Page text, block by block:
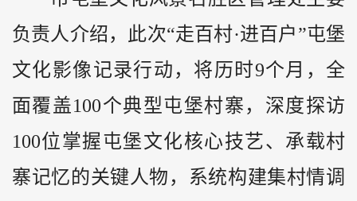
负责人介绍，此次“走百村·进百户”屯堡
文化影像记录行动，将历时9个月，全
面覆盖100个典型屯堡村寨，深度探访
100位掌握屯堡文化核心技艺、承载村
寨记忆的关键人物，系统构建集村情调